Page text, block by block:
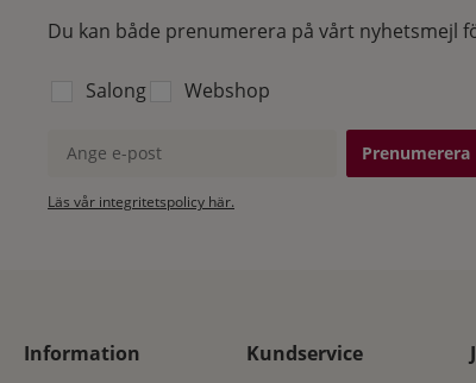
Du kan både prenumerera på vårt nyhetsmejl
Välj vilken lista du vill prenumerera på:
Salong
Webshop
Ange e-post
Läs vår integritetspolicy här.
Information Kundservice